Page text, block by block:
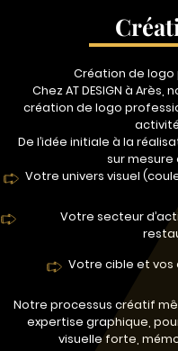
Création de logo
Chez AT DESIGN à
création de logo
De l’idée initiale à la
sur mesure
Votre univers visuel
Votre secteur
Votre cible et
Notre processus créatif
expertise graphique,
visuelle forte,